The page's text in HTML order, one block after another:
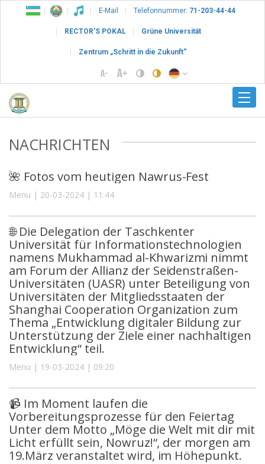
E-Mail Telefonnummer: 71-203-44-44
RECTOR’S POKAL Grüne Universität
Zentrum „Schritt in die Zukunft“
NACHRICHTEN
🌺 Fotos vom heutigen Nawrus-Fest
Menu | 20-03-2024 | 11:44
🌐 Die Delegation der Taschkenter
Universität für Informationstechnologien
namens Mukhammad al-Khwarizmi nimmt
am Forum der Allianz der Seidenstraßen-
Universitäten (UASR) unter Beteiligung von
Universitäten der Mitgliedsstaaten der
Shanghai Cooperation Organization zum
Thema „Entwicklung digitaler Bildung zur
Unterstützung der Ziele einer nachhaltigen
Entwicklung“ teil.
Menu | 19-03-2024 | 09:20
📹 Im Moment laufen die
Vorbereitungsprozesse für den Feiertag
Unter dem Motto „Möge die Welt mit dir mit
Licht erfüllt sein, Nowruz!“, der morgen am
19.März veranstaltet wird, im Höhepunkt.